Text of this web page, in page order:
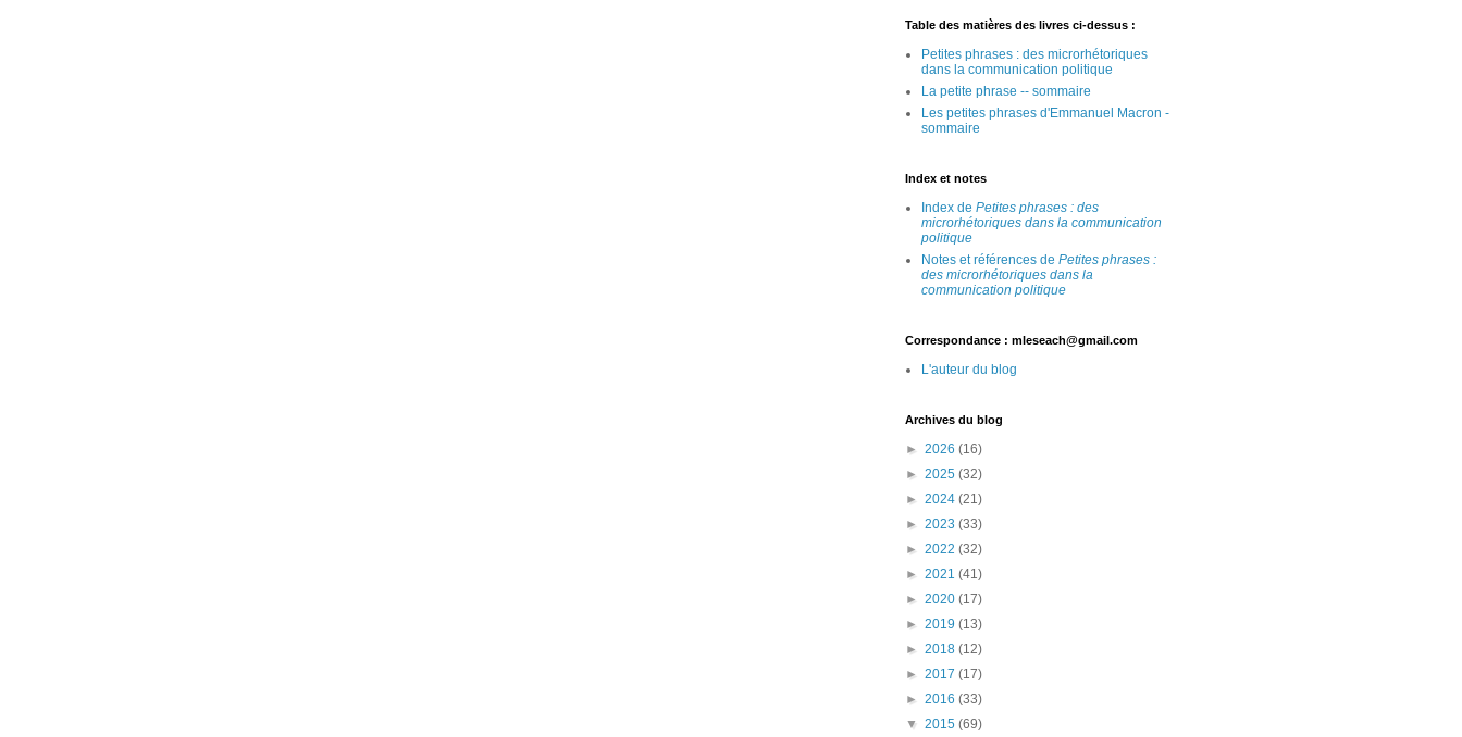
Table des matières des livres ci-dessus :
Petites phrases : des microrhétoriques
dans la communication politique
La petite phrase -- sommaire
Les petites phrases d'Emmanuel Macron -
sommaire
Index et notes
Index de Petites phrases : des
microrhétoriques dans la communication
politique
Notes et références de Petites phrases :
des microrhétoriques dans la
communication politique
Correspondance : mleseach@gmail.com
L'auteur du blog
Archives du blog
► 2026 (16)
► 2025 (32)
► 2024 (21)
► 2023 (33)
► 2022 (32)
► 2021 (41)
► 2020 (17)
► 2019 (13)
► 2018 (12)
► 2017 (17)
► 2016 (33)
▼ 2015 (69)